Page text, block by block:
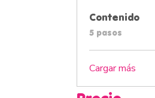
Contenido
.
5 pasos
Cargar más